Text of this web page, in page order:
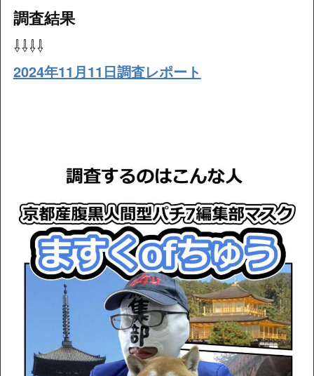
調査結果
⇩⇩⇩⇩
2024年11月11日調査レポート